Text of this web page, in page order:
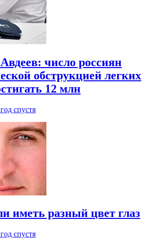
число россиян
обструкцией легких
12 млн
спустя
иметь разный цвет глаз
спустя